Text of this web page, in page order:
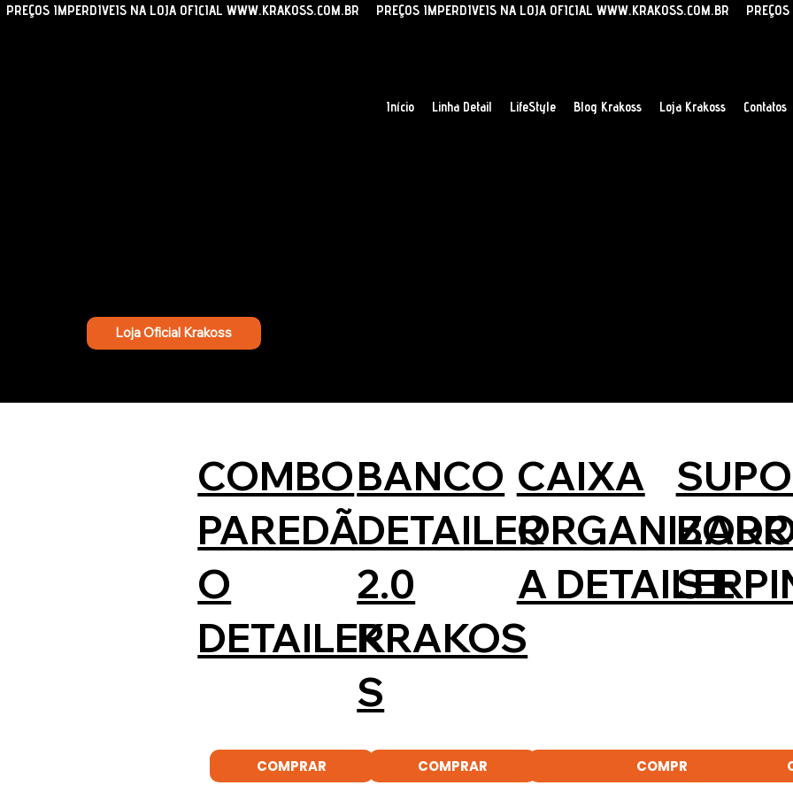
PREÇOS IMPERDÍVEIS NA LOJA OFICIAL WWW.KRAKOSS.COM.BR
Início Linha Detail LifeStyle Blog Krakoss Loja Krakoss Contatos
Loja Oficial Krakoss
COMBO
PAREDÃ
O
DETAILER
COMPRAR
BANCO
DETAILER
2.0
KRAKOS
S
COMPRAR
CAIXA
A DETAILER
COMPRAR
S E